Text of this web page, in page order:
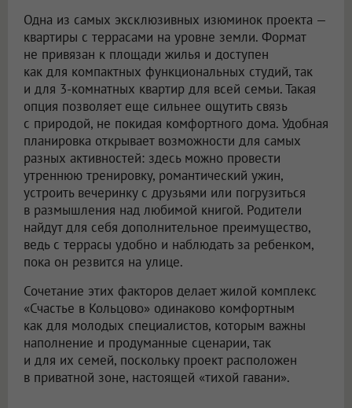
Одна из самых эксклюзивных изюминок проекта —
квартиры с террасами на уровне земли. Формат
не привязан к площади жилья и доступен
как для компактных функциональных студий, так
и для 3-комнатных квартир для всей семьи. Такая
опция позволяет еще сильнее ощутить связь
с природой, не покидая комфортного дома. Удобная
планировка открывает возможности для самых
разных активностей: здесь можно провести
утреннюю тренировку, романтический ужин,
устроить вечеринку с друзьями или погрузиться
в размышления над любимой книгой. Родители
найдут для себя дополнительное преимущество,
ведь с террасы удобно и наблюдать за ребенком,
пока он резвится на улице.
Сочетание этих факторов делает жилой комплекс
«Счастье в Кольцово» одинаково комфортным
как для молодых специалистов, которым важны
наполнение и продуманные сценарии, так
и для их семей, поскольку проект расположен
в приватной зоне, настоящей «тихой гавани».